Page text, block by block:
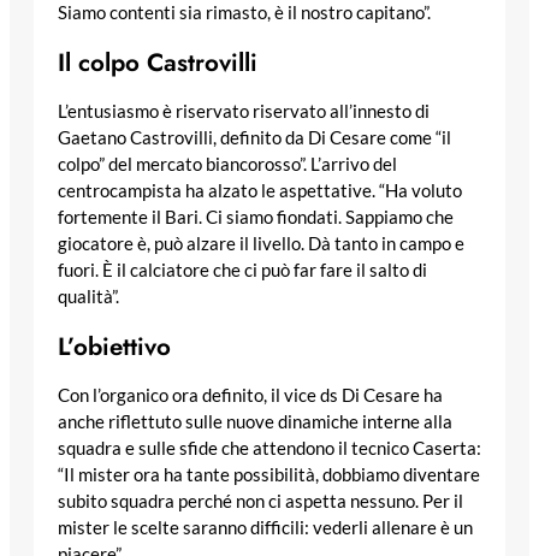
Siamo contenti sia rimasto, è il nostro capitano”.
Il colpo Castrovilli
L’entusiasmo è riservato riservato all’innesto di
Gaetano Castrovilli, definito da Di Cesare come “il
colpo” del mercato biancorosso”. L’arrivo del
centrocampista ha alzato le aspettative. “Ha voluto
fortemente il Bari. Ci siamo fiondati. Sappiamo che
giocatore è, può alzare il livello. Dà tanto in campo e
fuori. È il calciatore che ci può far fare il salto di
qualità”.
L’obiettivo
Con l’organico ora definito, il vice ds Di Cesare ha
anche riflettuto sulle nuove dinamiche interne alla
squadra e sulle sfide che attendono il tecnico Caserta:
“Il mister ora ha tante possibilità, dobbiamo diventare
subito squadra perché non ci aspetta nessuno. Per il
mister le scelte saranno difficili: vederli allenare è un